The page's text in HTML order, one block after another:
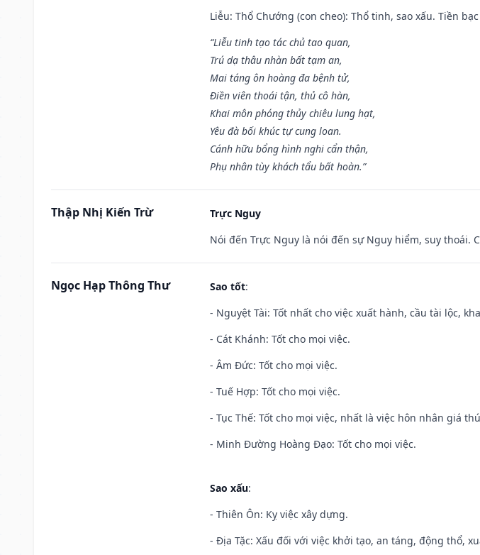
Liễu: Thổ Chướng (con cheo): Thổ tinh, sao xấu. Tiền
“Liễu tinh tạo tác chủ tao quan,
Trú dạ thâu nhàn bất tạm an,
Mai táng ôn hoàng đa bệnh tử,
Điền viên thoái tận, thủ cô hàn,
Khai môn phóng thủy chiêu lung hạt,
Yêu đà bối khúc tự cung loan.
Cánh hữu bổng hình nghi cẩn thận,
Phụ nhân tùy khách tẩu bất hoàn.”
Thập Nhị Kiến Trừ
Trực Nguy
Nói đến Trực Nguy là nói đến sự Nguy hiểm, suy
Ngọc Hạp Thông Thư Sao tốt:
- Nguyệt Tài: Tốt nhất cho việc xuất hành, cầu tài lộc,
- Cát Khánh: Tốt cho mọi việc.
- Âm Đức: Tốt cho mọi việc.
- Tuế Hợp: Tốt cho mọi việc.
- Tục Thế: Tốt cho mọi việc, nhất là việc hôn nhân giá
- Minh Đường Hoàng Đạo: Tốt cho mọi việc.
Sao xấu:
- Thiên Ôn: Kỵ việc xây dựng.
- Địa Tặc: Xấu đối với việc khởi tạo, an táng, động thổ,